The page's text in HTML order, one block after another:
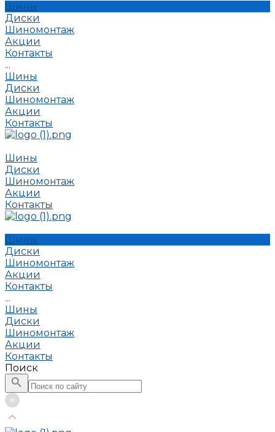
Шины
Диски
Шиномонтаж
Акции
Контакты
...
Шины
Диски
Шиномонтаж
Акции
Контакты
Шины
Диски
Шиномонтаж
Акции
Контакты
Шины
Диски
Шиномонтаж
Акции
Контакты
...
Шины
Диски
Шиномонтаж
Акции
Контакты
Поиск